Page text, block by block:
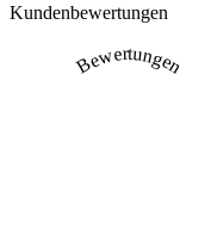
Kundenbewertungen
Bewertungen